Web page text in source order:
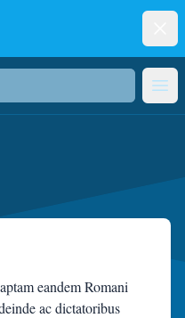
eandem Romani
ac dictatoribus